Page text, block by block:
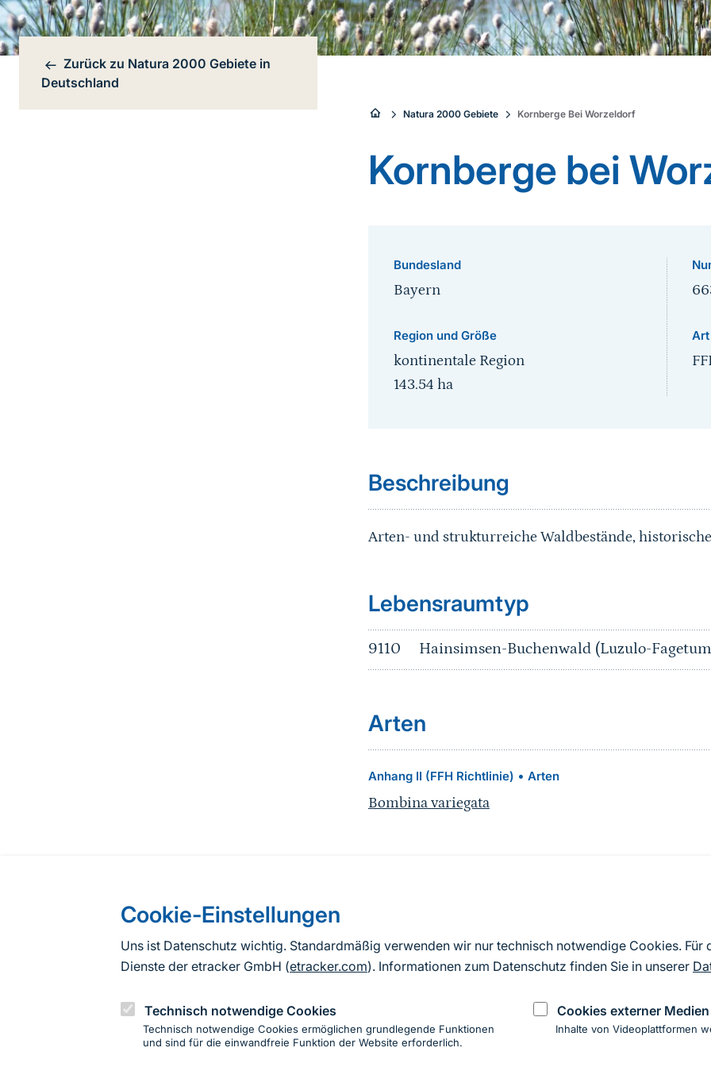
Cookie-Einstellungen
Uns ist Datenschutz wichtig. Standardmäßig verwenden wir nur technisch notwendige Cookies. Für
Dienste der etracker GmbH (etracker.com). Informationen zum Datenschutz finden Sie in unserer
Technisch notwendige Cookies
Technisch notwendige Cookies ermöglichen grundlegende Funktionen
und sind für die einwandfreie Funktion der Website erforderlich.
Cookies externer Medien
Inhalte von Videoplattformen
Bereichsnavigation
Zurück zu Natura 2000 Gebiete in
Deutschland
Sie
sind
hier:
Natura 2000 Gebiete Kornberge Bei Worzeldorf
Kornberge bei
Bundesland
Bayern
Region und Größe
kontinentale Region
143.54 ha
Art
Beschreibung
Arten- und strukturreiche Waldbestände,
Sprungmarke
Lebensraumtyp
9110 Hainsimsen-Buchenwald (Luzulo-
Arten
Anhang II (FFH Richtlinie) • Arten
Bombina variegata
Nach Angaben der an die EU übermittelten
2019). Aus besonderen Schutzgründen enthalten die